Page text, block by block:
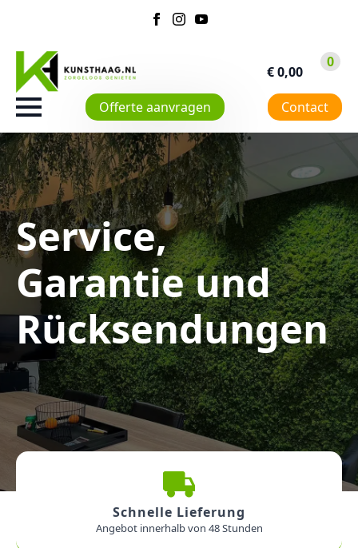
€0,00
0
Offerte aanvragen Contact
Service,
Garantie und
Rücksendungen
Schnelle Lieferung
Angebot innerhalb von 48 Stunden